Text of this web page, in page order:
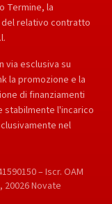
Termine, la
relativo contratto
via esclusiva su
la promozione e la
di finanziamenti
stabilmente l'incarico
nel
– Iscr. OAM
20026 Novate